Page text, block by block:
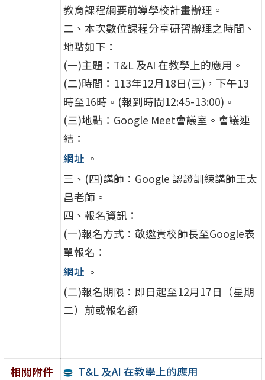
教育課程綱要前導學校計畫辦理。
二、本次數位課程分享研習辦理之時間、
地點如下：
(一)主題：T&L 及AI 在教學上的應用。
(二)時間：113年12月18日(三)，下午13
時至16時。(報到時間12:45-13:00)。
(三)地點：Google Meet會議室。會議連
結：
網址 。
三、(四)講師：Google 認證訓練講師王太
昌老師。
四、報名資訊：
(一)報名方式：敬邀貴校師長至Google表
單報名：
網址 。
(二)報名期限：即日起至12月17日（星期
二）前或報名額
相關附件 T&L 及AI 在教學上的應用